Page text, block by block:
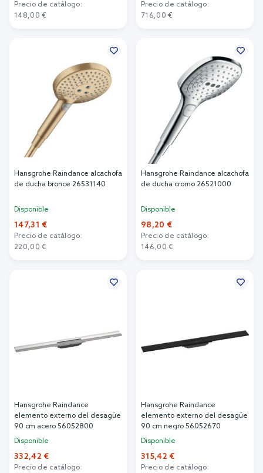
Precio de catálogo:
148,00 €
Precio de catálogo:
716,00 €
Hansgrohe Raindance alcachofa
de ducha bronce 26531140
Disponible
147,31 €
Precio de catálogo:
220,00 €
Hansgrohe Raindance alcachofa
de ducha cromo 26521000
Disponible
98,20 €
Precio de catálogo:
146,00 €
Hansgrohe Raindance
elemento externo del desagüe
90 cm acero 56052800
Disponible
332,42 €
Precio de catálogo:
Hansgrohe Raindance
elemento externo del desagüe
90 cm negro 56052670
Disponible
315,42 €
Precio de catálogo: